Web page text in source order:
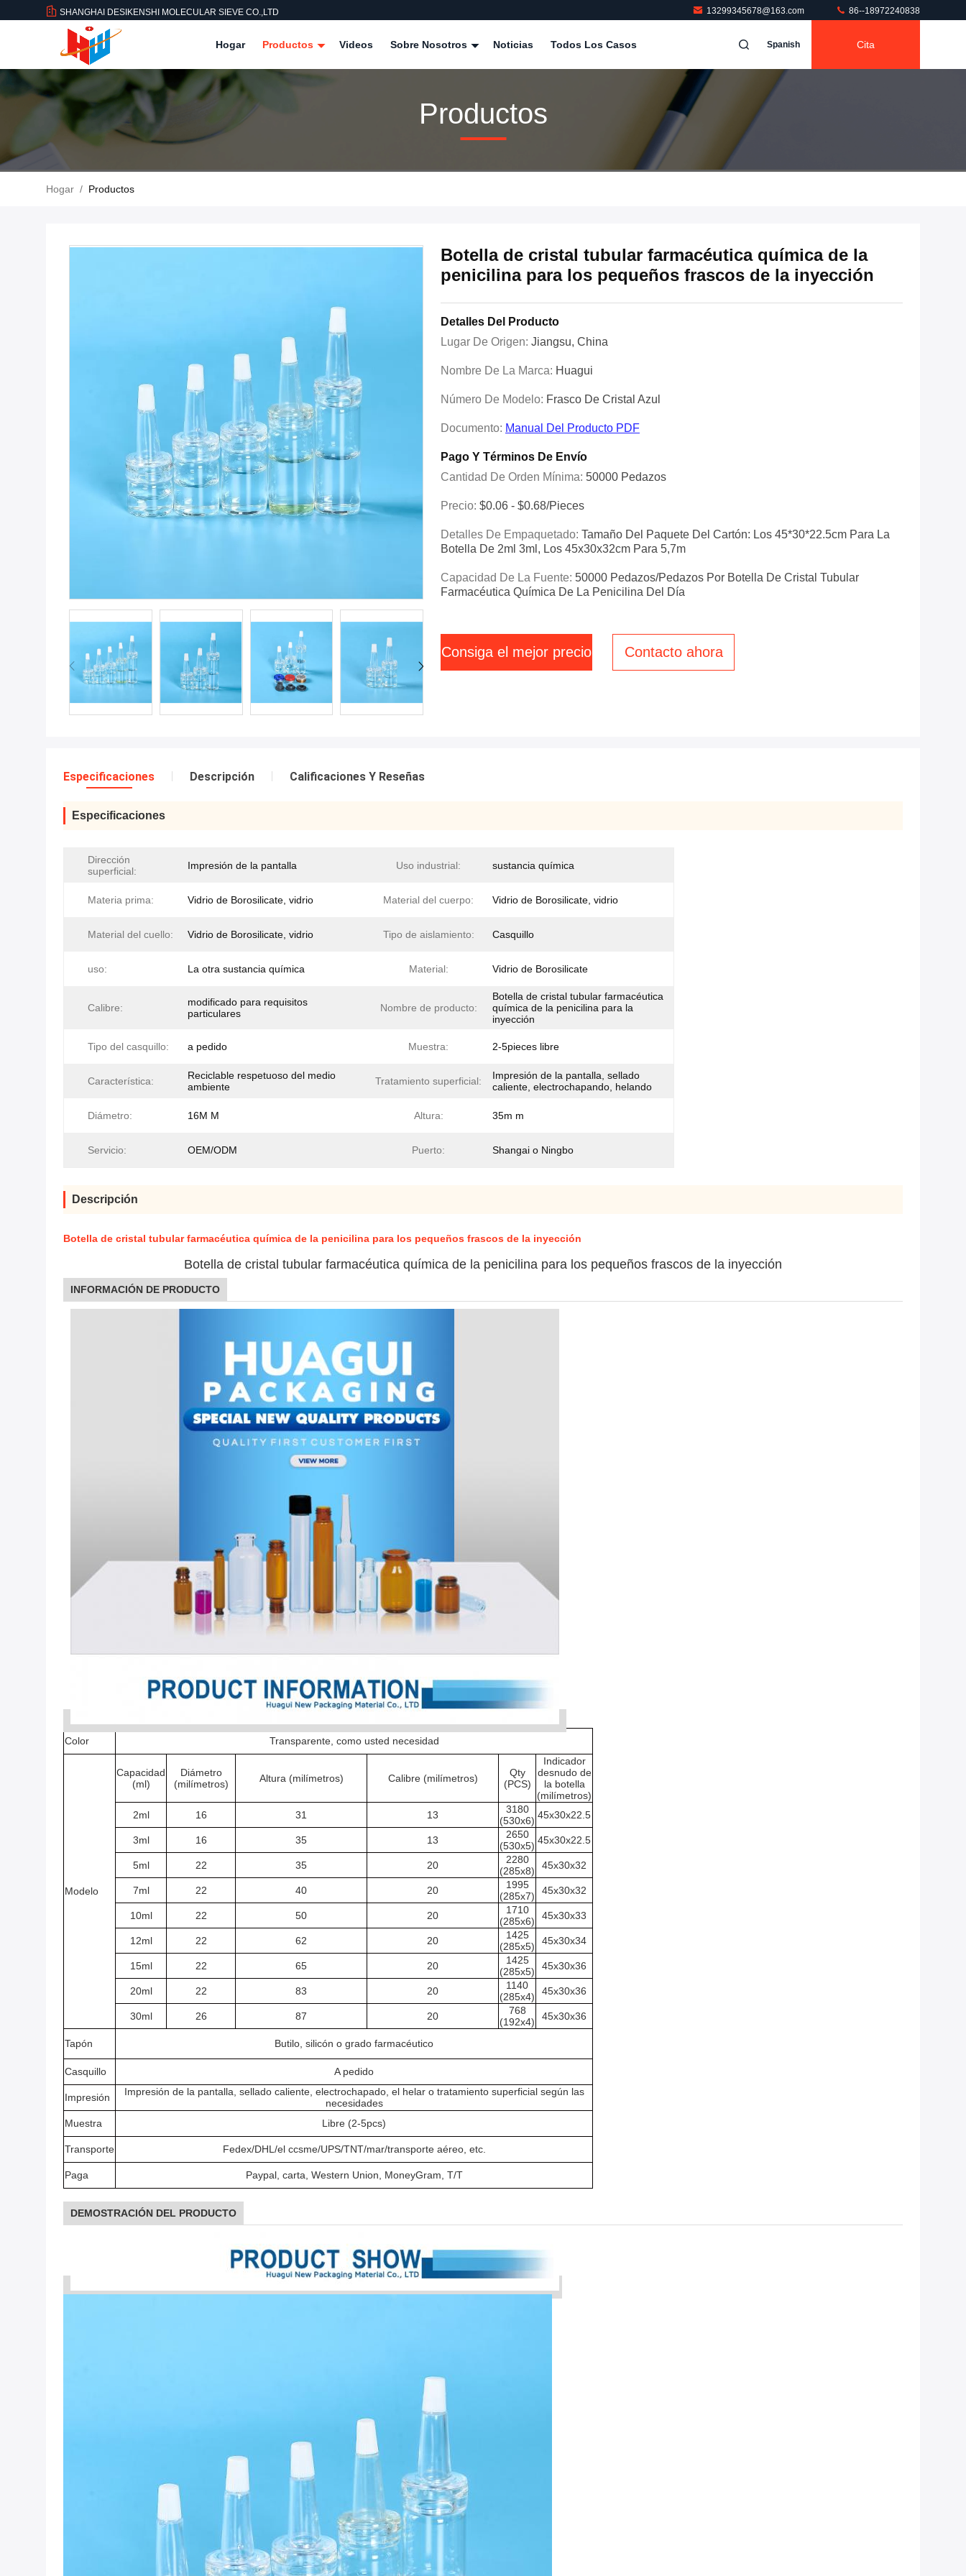
SHANGHAI DESIKENSHI MOLECULAR SIEVE CO.,LTD 13299345678@163.com 86--18972240838
Hogar Productos Videos Sobre Nosotros Noticias Todos Los Casos Spanish Cita
Productos
Hogar / Productos
Botella de cristal tubular farmacéutica química de la
penicilina para los pequeños frascos de la inyección
Detalles Del Producto
Lugar De Origen: Jiangsu, China
Nombre De La Marca: Huagui
Número De Modelo: Frasco De Cristal Azul
Documento: Manual Del Producto PDF
Pago Y Términos De Envío
Cantidad De Orden Mínima: 50000 Pedazos
Precio: $0.06 - $0.68/pieces
Detalles De Empaquetado: Tamaño Del Paquete Del Cartón: Los 45*30*22.5cm Para La
Botella De 2ml 3ml, Los 45x30x32cm Para 5,7m
Capacidad De La Fuente: 50000 Pedazos/pedazos Por Botella De Cristal Tubular
Farmacéutica Química De La Penicilina Del Día
Consiga el mejor precio Contacto ahora
Especificaciones Descripción Calificaciones Y Reseñas
Especificaciones
Dirección
superficial:
Impresión de la pantalla Uso industrial: sustancia química
Materia prima: Vidrio de Borosilicate, vidrio Material del cuerpo: Vidrio de Borosilicate, vidrio
Material del cuello: Vidrio de Borosilicate, vidrio Tipo de aislamiento: Casquillo
uso: La otra sustancia química Material: Vidrio de Borosilicate
Calibre:
modificado para requisitos
particulares
Nombre de producto:
Botella de cristal tubular farmacéutica
química de la penicilina para la
inyección
Tipo del casquillo: a pedido Muestra: 2-5pieces libre
Característica:
Reciclable respetuoso del medio
ambiente
Tratamiento superficial:
Impresión de la pantalla, sellado
caliente, electrochapando, helando
Diámetro: 16M M Altura: 35m m
Servicio: OEM/ODM Puerto: Shangai o Ningbo
Descripción
Botella de cristal tubular farmacéutica química de la penicilina para los pequeños frascos de la inyección
Botella de cristal tubular farmacéutica química de la penicilina para los pequeños frascos de la inyección
INFORMACIÓN DE PRODUCTO
Color Transparente, como usted necesidad
Modelo
Capacidad
(ml)
Diámetro
(milímetros)
Altura (milímetros) Calibre (milímetros)
Qty
(PCS)
Indicador
desnudo de
la botella
(milímetros)
2ml
16 31 13
3180
(530x6) 45x30x22.5
3ml 16 35 13
2650
(530x5) 45x30x22.5
5ml 22 35 20
2280
(285x8)
45x30x32
7ml 22 40 20
1995
(285x7)
45x30x32
10ml 22 50 20
1710
(285x6)
45x30x33
12ml 22 62 20
1425
(285x5)
45x30x34
15ml 22 65 20
1425
(285x5)
45x30x36
20ml 22 83 20
1140
(285x4)
45x30x36
30ml 26 87 20
768
(192x4)
45x30x36
Tapón Butilo, silicón o grado farmacéutico
Casquillo A pedido
Impresión
Impresión de la pantalla, sellado caliente, electrochapado, el helar o tratamiento superficial según las
necesidades
Muestra
Libre (2-5pcs)
Transporte Fedex/DHL/el ccsme/UPS/TNT/mar/transporte aéreo, etc.
Paga Paypal, carta, Western Union, MoneyGram, T/T
DEMOSTRACIÓN DEL PRODUCTO